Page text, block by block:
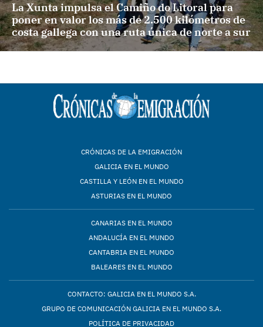
La Xunta impulsa el Camiño do Litoral para
poner en valor los más de 2.500 kilómetros de
costa gallega con una ruta única de norte a sur
CRÓNICAS DE LA EMIGRACIÓN
GALICIA EN EL MUNDO
CASTILLA Y LEÓN EN EL MUNDO
ASTURIAS EN EL MUNDO
CANARIAS EN EL MUNDO
ANDALUCÍA EN EL MUNDO
CANTABRIA EN EL MUNDO
BALEARES EN EL MUNDO
CONTACTO: GALICIA EN EL MUNDO S.A.
GRUPO DE COMUNICACIÓN GALICIA EN EL MUNDO S.A.
POLÍTICA DE PRIVACIDAD